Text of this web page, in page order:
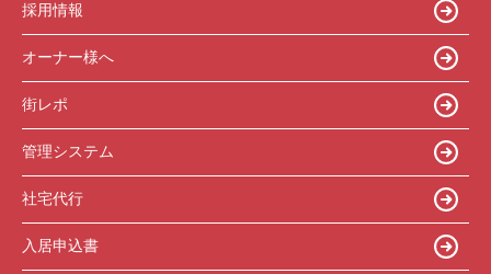
採用情報
オーナー様へ
街レポ
管理システム
社宅代行
入居申込書